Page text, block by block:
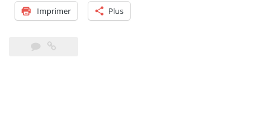
« Vingt-
huit
! »
Imprimer Plus